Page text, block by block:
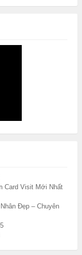
Card Visit Mới Nhất
Đẹp – Chuyên